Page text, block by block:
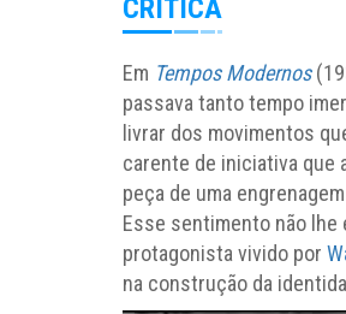
CRÍTICA
Em Tempos Modernos
passava tanto tempo
livrar dos movimentos
carente de iniciativa que
peça de uma
Esse sentimento não lhe
protagonista vivido por
na construção da